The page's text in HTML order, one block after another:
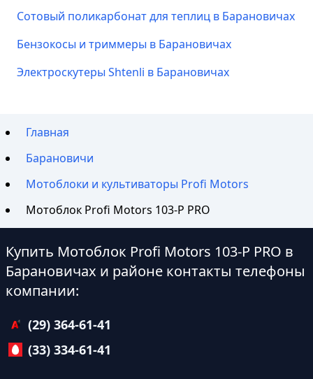
Сотовый поликарбонат для теплиц в Барановичах
Бензокосы и триммеры в Барановичах
Электроскутеры Shtenli в Барановичах
Главная
Барановичи
Мотоблоки и культиваторы Profi Motors
Мотоблок Profi Motors 103-P PRO
Купить Мотоблок Profi Motors 103-P PRO в
Барановичах и районе контакты телефоны
компании:
(29) 364-61-41
(33) 334-61-41